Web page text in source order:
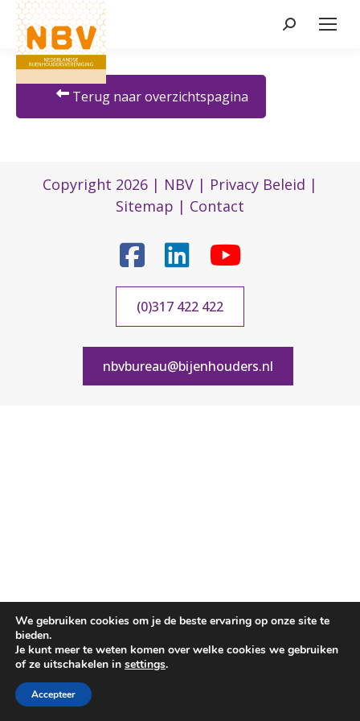
Zoeken:
Terug naar overzichtspagina
Copyright 2026 | NBV | Privacy Beleid |
Sitemap | Contact
(0)317 422 422
nbvbureau@bijenhouders.nl
We gebruiken cookies om je de beste ervaring op onze site te
bieden.
Je kunt meer te weten komen over welke cookies we gebruiken
of ze uitschakelen in settings.
Accepteer